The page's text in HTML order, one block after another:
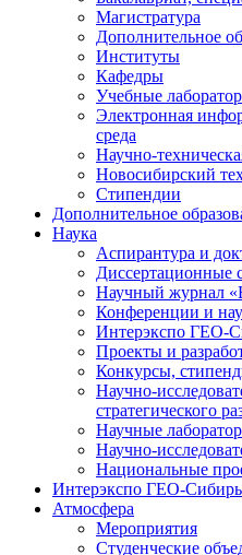
Магистратура
Дополнительное
Институты
Кафедры
Учебные
Электронная
среда
Научно-
Новосибирский
Стипендии
Дополнительное
Наука
Аспирантура и
Диссертационные
Научный журнал
Конференции и
Интерэкспо ГЕО-
Проекты и
Конкурсы,
Научно-
стратегического
Научные
Научно-
Национальные
Интерэкспо ГЕО-Сибирь
Атмосфера
Мероприятия
Студенческие